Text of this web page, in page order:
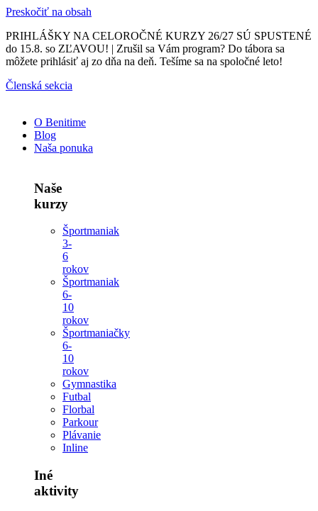
Preskočiť na obsah
PRIHLÁŠKY NA CELOROČNÉ KURZY 26/27 SÚ SPUSTENÉ
do 15.8. so ZĽAVOU! | Zrušil sa Vám program? Do tábora sa
môžete prihlásiť aj zo dňa na deň. Tešíme sa na spoločné leto!
Členská sekcia
O Benitime
Blog
Naša ponuka
Naše
kurzy
Športmaniak
3-
6
rokov
Športmaniak
6-
10
rokov
Športmaniačky
6-
10
rokov
Gymnastika
Futbal
Florbal
Parkour
Plávanie
Inline
Iné
aktivity